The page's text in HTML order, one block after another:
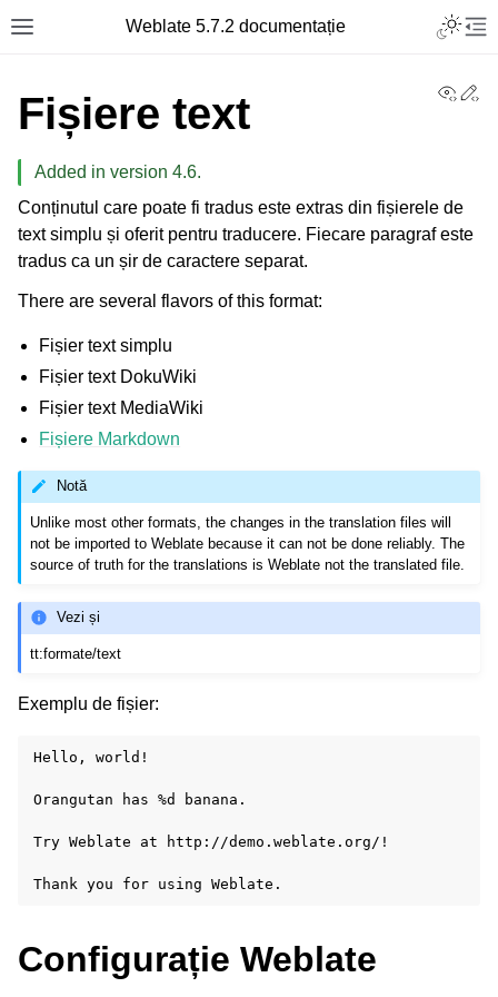
Toggle site navigation sidebar
Weblate 5.7.2 documentație Toggle
Fișiere text
Added in version 4.6.
Conținutul care poate fi tradus este extras din fișierele de
text simplu și oferit pentru traducere. Fiecare paragraf este
tradus ca un șir de caractere separat.
There are several flavors of this format:
Fișier text simplu
Fișier text DokuWiki
Fișier text MediaWiki
Fișiere Markdown
Notă
Unlike most other formats, the changes in the translation files will
not be imported to Weblate because it can not be done reliably. The
source of truth for the translations is Weblate not the translated file.
Vezi și
tt:formate/text
Exemplu de fișier:
Hello, world!
Orangutan has %d banana.
Try Weblate at http://demo.weblate.org/!
Configurație Weblate